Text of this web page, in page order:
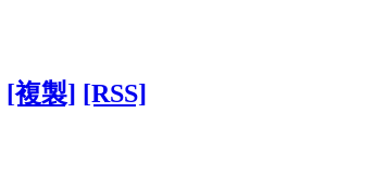
[複製] [RSS]